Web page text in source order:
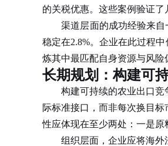
的关税优惠。这些案例验证
渠道层面的成功经验来自一
稳定在2.8%。企业在此过程
炼其中最匹配自身资源与风险
长期规划：构建可
构建可持续的农业出口竞争
际标准接口，而非每次换目
性应体现在至少两处：一是原
组织层面，企业应将海外法